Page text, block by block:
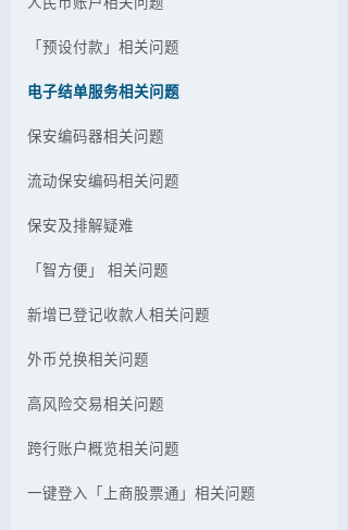
人民币账户相关问题
「预设付款」相关问题
电子结单服务相关问题
保安编码器相关问题
流动保安编码相关问题
保安及排解疑难
「智方便」 相关问题
新增已登记收款人相关问题
外币兑换相关问题
高风险交易相关问题
跨行账户概览相关问题
一键登入「上商股票通」相关问题